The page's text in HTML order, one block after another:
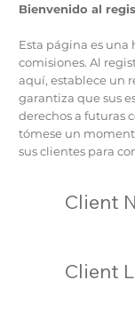
Bienvenido al
Esta página es una
comisiones. Al
aquí, establece un
garantiza que sus
derechos a futuras
tómese un
sus clientes para
Client
Client